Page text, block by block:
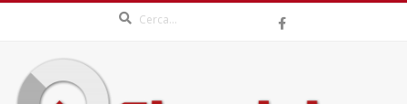
content